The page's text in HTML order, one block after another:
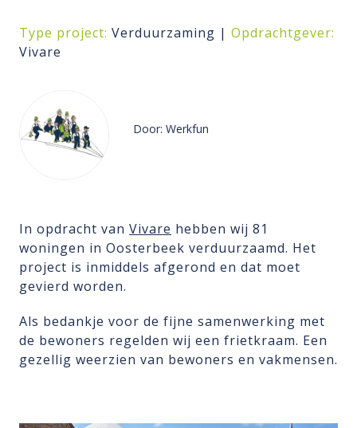
Type project: Verduurzaming | Opdrachtgever:
Vivare
Door: Werkfun
In opdracht van Vivare hebben wij 81
woningen in Oosterbeek verduurzaamd. Het
project is inmiddels afgerond en dat moet
gevierd worden.
Als bedankje voor de fijne samenwerking met
de bewoners regelden wij een frietkraam. Een
gezellig weerzien van bewoners en vakmensen.